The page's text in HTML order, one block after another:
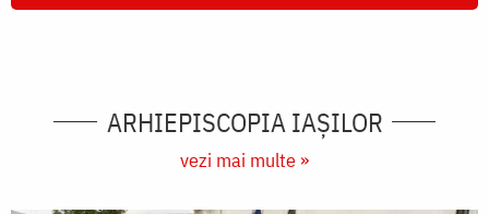
ARHIEPISCOPIA IAŞILOR
vezi mai multe »